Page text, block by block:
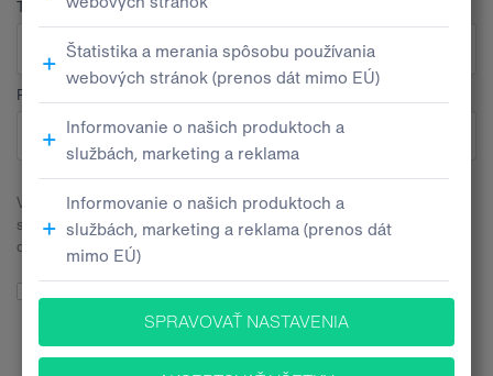
Telefón
Pobočka
V súvislosti s odoslaním tohto kontaktného formulára budeme
spracúvať Vaše osobné údaje. Všetky bližšie informácie nájdete v
dokumente
Informačné memorandum ochrany osobných údajov
poskytovania informácií o produktoch, službách a inováciách za
rokov.